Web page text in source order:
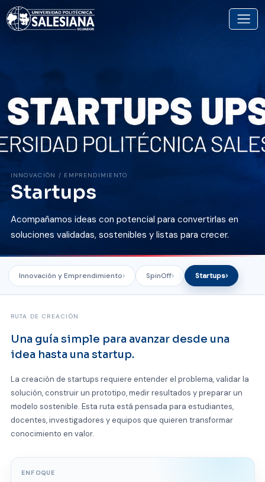
INNOVACIÓN / EMPRENDIMIENTO
Startups
Acompañamos ideas con potencial para convertirlas en
soluciones validadas, sostenibles y listas para crecer.
Innovación y Emprendimiento SpinOff Startups
RUTA DE CREACIÓN
Una guía simple para avanzar desde una
idea hasta una startup.
La creación de startups requiere entender el problema, validar la
solución, construir un prototipo, medir resultados y preparar un
modelo sostenible. Esta ruta está pensada para estudiantes,
docentes, investigadores y equipos que quieren transformar
conocimiento en valor.
ENFOQUE